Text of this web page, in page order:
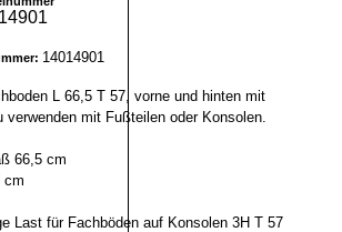
14014901
L 66,5 T 57, vorne und hinten mit
verwenden mit Fußteilen oder Konsolen.
66,5 cm
cm
Last für Fachböden auf Konsolen 3H T 57